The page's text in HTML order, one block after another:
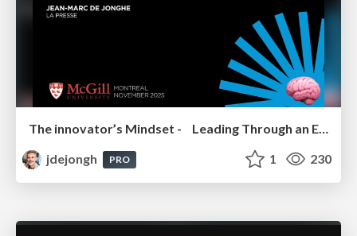
The innovator’s Mindset - Leading Through an Era of Exponential Change - McGill University 2025
jdejongh
PRO 1 230